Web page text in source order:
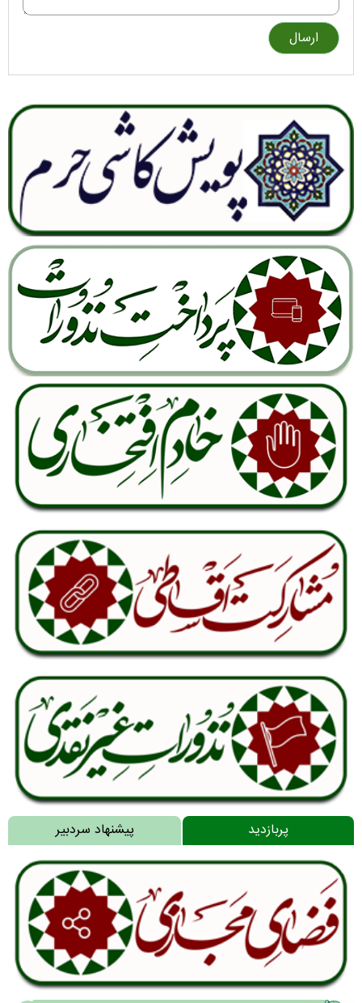
پربازدید پیشنهاد سردبیر